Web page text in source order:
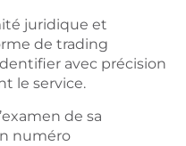
juridique et
de trading
avec précision
le service.
de sa
numéro